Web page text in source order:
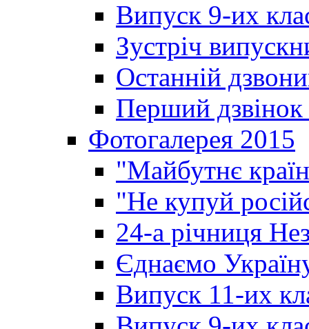
Випуск 9-их
Зустріч
Останній
Перший
Фотогалерея 2015
"Майбутнє
"Не купуй
24-а річниця
Єднаємо
Випуск 11-их